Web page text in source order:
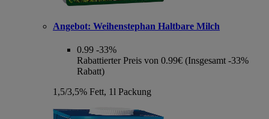
Angebot: Weihenstephan Haltbare Milch
0.99 -33%
Rabattierter Preis von 0.99€ (Insgesamt -33%
Rabatt)
1,5/3,5% Fett, 1l Packung